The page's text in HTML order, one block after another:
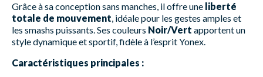
Grâce à sa conception sans manches, il offre une liberté
totale de mouvement , idéale pour les gestes amples et
les smashs puissants. Ses couleurs Noir/Vert apportent un
style dynamique et sportif, fidèle à l’esprit Yonex.
Caractéristiques principales :